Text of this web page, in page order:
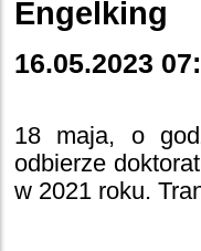
Engelking
16.05.2023
18 maja, o
odbierze
w 2021 roku.